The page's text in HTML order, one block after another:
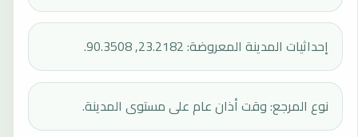
إحداثيات المدينة المعروضة: 23.2182, 90.3508.
نوع المرجع: وقت أذان عام على مستوى المدينة.